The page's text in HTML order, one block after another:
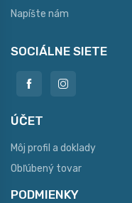
Napíšte nám
SOCIÁLNE SIETE
ÚČET
Môj profil a doklady
Obľúbený tovar
PODMIENKY